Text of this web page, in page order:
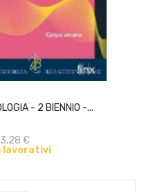
- 2 BIENNIO -...
€
lavorativi